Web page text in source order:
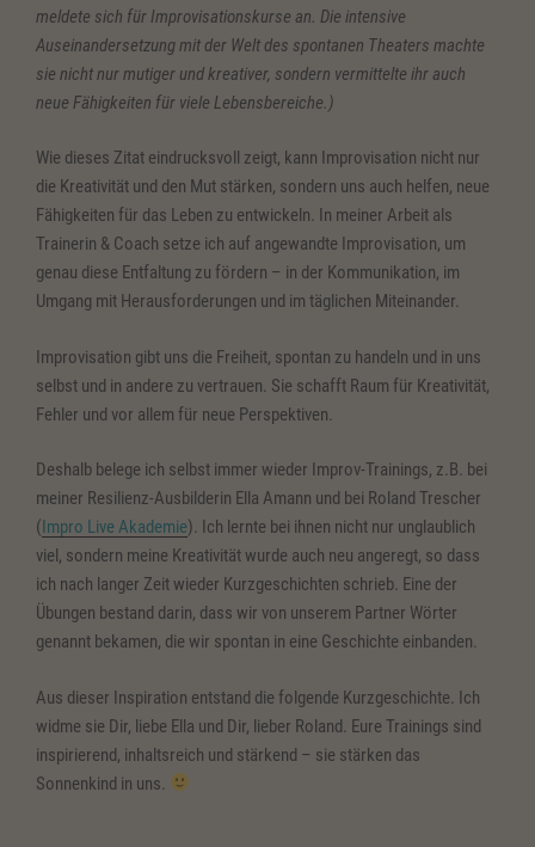
meldete sich für Improvisationskurse an. Die intensive
Auseinandersetzung mit der Welt des spontanen Theaters machte
sie nicht nur mutiger und kreativer, sondern vermittelte ihr auch
neue Fähigkeiten für viele Lebensbereiche.)
Wie dieses Zitat eindrucksvoll zeigt, kann Improvisation nicht nur
die Kreativität und den Mut stärken, sondern uns auch helfen, neue
Fähigkeiten für das Leben zu entwickeln. In meiner Arbeit als
Trainerin & Coach setze ich auf angewandte Improvisation, um
genau diese Entfaltung zu fördern – in der Kommunikation, im
Umgang mit Herausforderungen und im täglichen Miteinander.
Improvisation gibt uns die Freiheit, spontan zu handeln und in uns
selbst und in andere zu vertrauen. Sie schafft Raum für Kreativität,
Fehler und vor allem für neue Perspektiven.
Deshalb belege ich selbst immer wieder Improv-Trainings, z.B. bei
meiner Resilienz-Ausbilderin Ella Amann und bei Roland Trescher
(Impro Live Akademie). Ich lernte bei ihnen nicht nur unglaublich
viel, sondern meine Kreativität wurde auch neu angeregt, so dass
ich nach langer Zeit wieder Kurzgeschichten schrieb. Eine der
Übungen bestand darin, dass wir von unserem Partner Wörter
genannt bekamen, die wir spontan in eine Geschichte einbanden.
Aus dieser Inspiration entstand die folgende Kurzgeschichte. Ich
widme sie Dir, liebe Ella und Dir, lieber Roland. Eure Trainings sind
inspirierend, inhaltsreich und stärkend – sie stärken das
Sonnenkind in uns.